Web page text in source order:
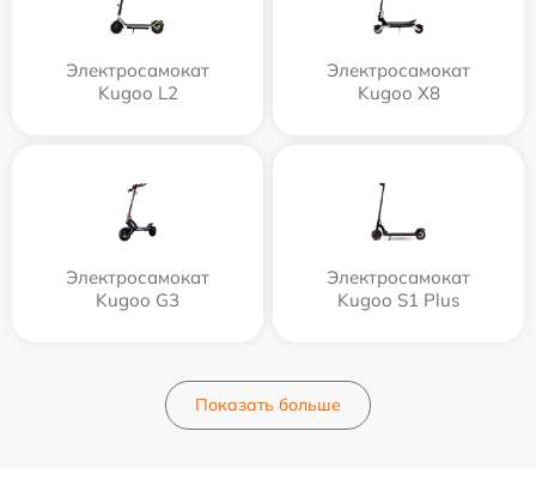
Электросамокат
Kugoo L2
Электросамокат
Kugoo X8
Электросамокат
Kugoo G3
Электросамокат
Kugoo S1 Plus
Показать больше